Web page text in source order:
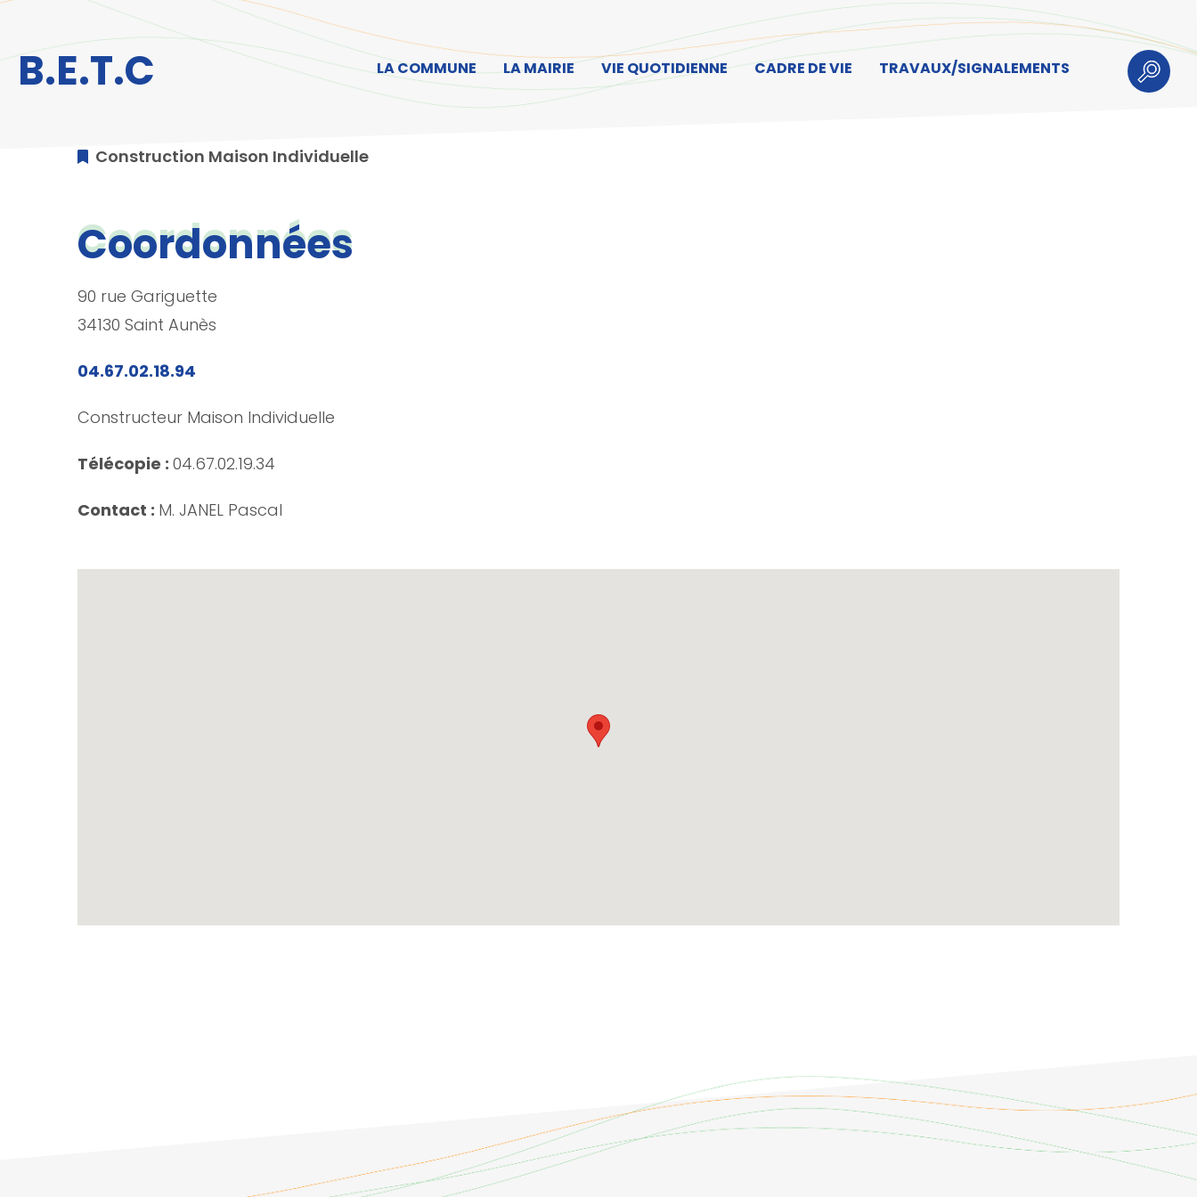
B.E.T.C LA COMMUNE LA MAIRIE VIE QUOTIDIENNE CADRE DE VIE TRAVAUX/SIGNALEMENTS
Construction Maison Individuelle
Coordonnées
90 rue Gariguette
34130 Saint Aunès
04.67.02.18.94
Constructeur Maison Individuelle
Télécopie : 04.67.02.19.34
Contact : M. JANEL Pascal